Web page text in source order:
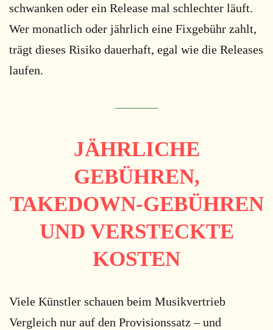
schwanken oder ein Release mal schlechter läuft.
Wer monatlich oder jährlich eine Fixgebühr zahlt,
trägt dieses Risiko dauerhaft, egal wie die Releases
laufen.
JÄHRLICHE
GEBÜHREN,
TAKEDOWN-GEBÜHREN
UND VERSTECKTE
KOSTEN
Viele Künstler schauen beim Musikvertrieb
Vergleich nur auf den Provisionssatz – und